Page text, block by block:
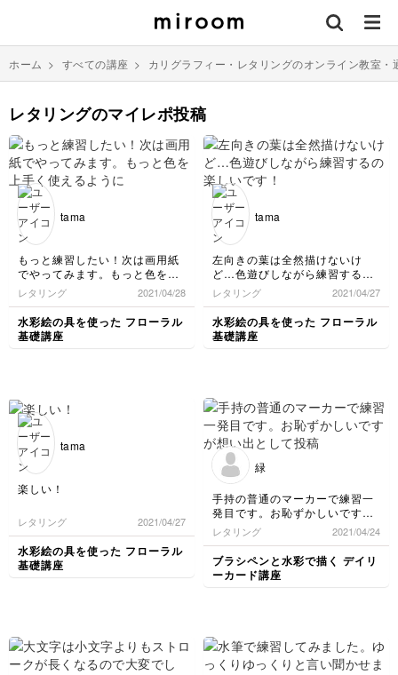
ホーム > すべての講座 > カリグラフィー・レタリングのオンライン教室・
レタリングのマイレポ投稿
tama
もっと練習したい！次は画用紙
でやってみます。もっと色を上
手く使えるようになりたい
レタリング 2021/04/28
水彩絵の具を使った フローラル
基礎講座
tama
左向きの葉は全然描けないけ
ど…色遊びしながら練習するの
楽しいです！
レタリング 2021/04/27
水彩絵の具を使った フローラル
基礎講座
tama
楽しい！
レタリング 2021/04/27
水彩絵の具を使った フローラル
基礎講座
緑
手持の普通のマーカーで練習一
発目です。お恥ずかしいですが
想い出として投稿させて頂きま
した。
レタリング 2021/04/24
ブラシペンと水彩で描く デイリ
ーカード講座